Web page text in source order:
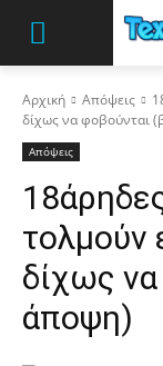
Αρχική Απόψεις
δίχως να φοβούνται
Απόψεις
τολμούν
δίχως
άποψη)